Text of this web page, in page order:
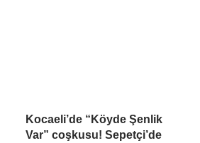
Kocaeli’de “Köyde Şenlik
Var” coşkusu! Sepetçi’de